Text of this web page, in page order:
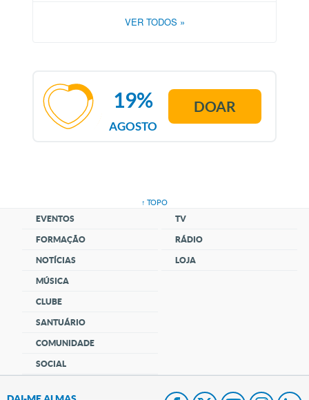
VER TODOS »
AGOSTO
19% DOAR
↑ TOPO
EVENTOS
FORMAÇÃO
NOTÍCIAS
MÚSICA
CLUBE
SANTUÁRIO
COMUNIDADE
SOCIAL
TV
RÁDIO
LOJA